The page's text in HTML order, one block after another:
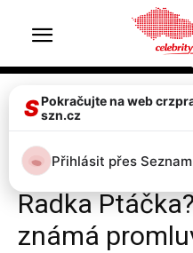
Celebrity Top 2
Co stálo za
uznávaného
Radka
známá
SPokračujte na web
szn.cz
Přihlásit přes Seznam